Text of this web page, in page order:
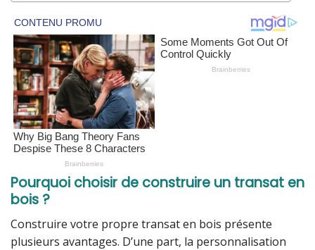
Pourquoi choisir de construire un transat en
bois ?
Construire votre propre transat en bois présente
plusieurs avantages. D’une part, la personnalisation